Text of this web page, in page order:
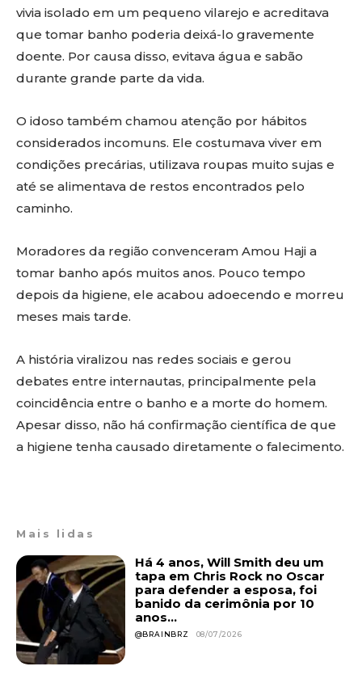
vivia isolado em um pequeno vilarejo e acreditava
que tomar banho poderia deixá-lo gravemente
doente. Por causa disso, evitava água e sabão
durante grande parte da vida.
O idoso também chamou atenção por hábitos
considerados incomuns. Ele costumava viver em
condições precárias, utilizava roupas muito sujas e
até se alimentava de restos encontrados pelo
caminho.
Moradores da região convenceram Amou Haji a
tomar banho após muitos anos. Pouco tempo
depois da higiene, ele acabou adoecendo e morreu
meses mais tarde.
A história viralizou nas redes sociais e gerou
debates entre internautas, principalmente pela
coincidência entre o banho e a morte do homem.
Apesar disso, não há confirmação científica de que
a higiene tenha causado diretamente o falecimento.
Mais lidas
Há 4 anos, Will Smith deu um
tapa em Chris Rock no Oscar
para defender a esposa, foi
banido da cerimônia por 10
anos...
@BRAINBRZ 08/07/2026